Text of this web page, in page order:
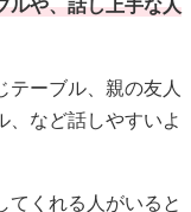
人には、 子供がぐず
きなどに、周りに
う、出入り口付近の